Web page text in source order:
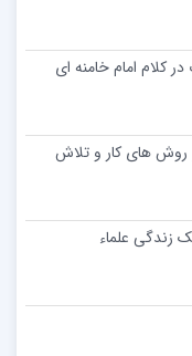
کلام امام خامنه ای
روش های کار و تلاش
زندگی علماء